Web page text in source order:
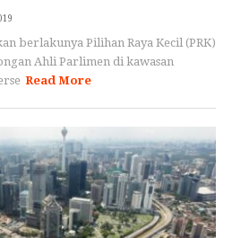
berlakunya Pilihan Raya Kecil (PRK)
Ahli Parlimen di kawasan
Read More